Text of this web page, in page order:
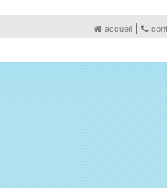
accueil|